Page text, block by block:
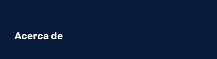
Acerca de